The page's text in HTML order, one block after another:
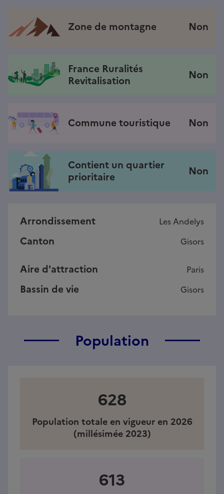
Zone de montagne Non
France Ruralités
Revitalisation
Non
Commune touristique Non
Contient un quartier
prioritaire
Non
Arrondissement Les Andelys
Canton Gisors
Aire d'attraction Paris
Bassin de vie Gisors
Population
628
Population totale en vigueur en 2026
(millésimée 2023)
613